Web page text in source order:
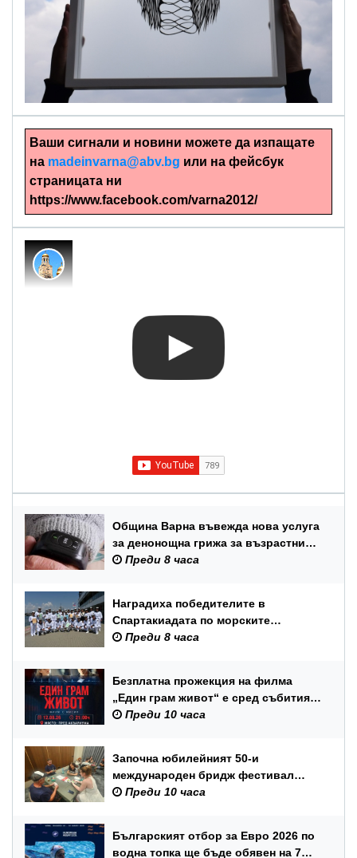
Ръчно изрязани картини
Ваши сигнали и новини можете да изпащате
на madeinvarna@abv.bg или на фейсбук
страницата ни
https://www.facebook.com/varna2012/
Община Варна въвежда нова услуга
за денонощна грижа за възрастни
хора и лица с трайни увреждания
Преди 8 часа
Наградиха победителите в
Спартакиадата по морските
спортове на Военноморските сили
Преди 8 часа
Безплатна прожекция на филма
„Един грам живот“ е сред събитията
за Международния ден на младежта
Преди 10 часа
Започна юбилейният 50-и
международен бридж фестивал
„Варна“
Преди 10 часа
Българският отбор за Евро 2026 по
водна топка ще бъде обявен на 7